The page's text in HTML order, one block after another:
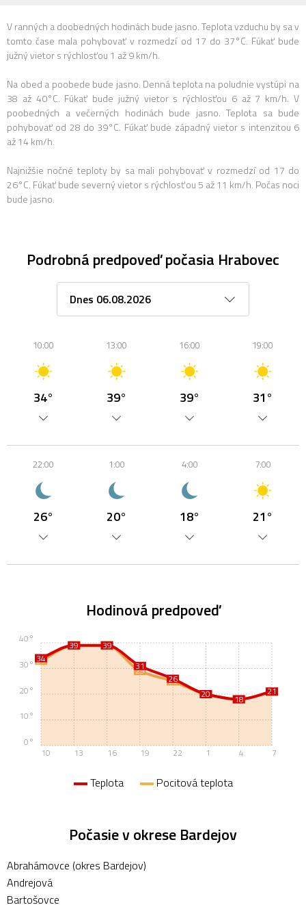
V ranných a doobedných hodinách bude jasno. Teplota vzduchu by sa v
tomto čase mala pohybovať v rozmedzí od 17 do 37°C. Fúkať bude
južný vietor s rýchlosťou 1 až 9 km/h.
Na obed a poobede bude jasno. Denná teplota na poludnie vystúpi na
38 až 40°C. Fúkať bude južný vietor s rýchlosťou 6 až 7 km/h. V
poobedných a večerných hodinách bude jasno. Teplota sa bude
pohybovať od 28 do 39°C. Fúkať bude západný vietor s intenzitou 6
až 14 km/h.
Najnižšie nočné teploty by sa mali pohybovať v rozmedzí od 17 do
26°C. Fúkať bude severný vietor s rýchlosťou 5 až 11 km/h. Počas noci
bude jasno.
Podrobná predpoveď počasia Hrabovec
10:00
34°
13:00
39°
16:00
39°
19:00
31°
22:00
26°
1:00
20°
4:00
18°
7:00
21°
Hodinová predpoveď
33
39
39
29
25
20
18
21
34
39
39
31
26
20
18
21
10 13 16 19 22 1 4 7
0°
10°
20°
30°
40°
Teplota Pocitová teplota
Počasie v okrese Bardejov
Abrahámovce (okres Bardejov)
Andrejová
Bartošovce